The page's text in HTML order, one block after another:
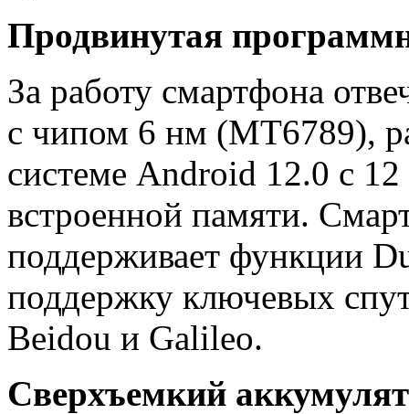
Продвинутая
За работу смартфона
с чипом 6 нм (MT6789),
системе Android 12.0 с
встроенной памяти.
поддерживает функции
поддержку ключевых
Beidou и Galileo.
Сверхъемкий